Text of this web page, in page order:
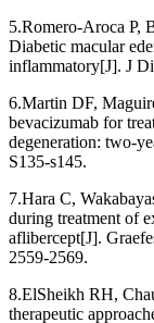
5.Romero-Aroca P,
Diabetic macular
inflammatory[J]. J
6.Martin DF,
bevacizumab for
degeneration: two-
S135-s145.
7.Hara C,
during treatment of
aflibercept[J].
2559-2569.
8.ElSheikh RH,
therapeutic